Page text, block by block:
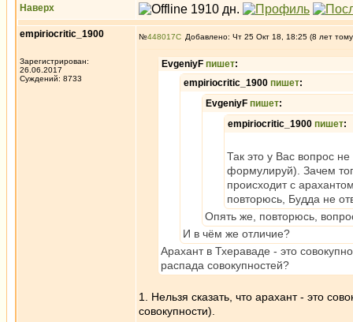
Наверх
empiriocritic_1900
Зарегистрирован:
26.06.2017
Суждений: 8733
№448017 Добавлено: Чт 25 Окт 18, 18:25 (8 лет
EvgeniyF пишет:
empiriocritic_1900 пишет:
EvgeniyF пишет:
empiriocritic_1900 пишет:
Так это у Вас вопрос
формулируй). Зачем
происходит с
повторюсь, Будда не
Опять же, повторюсь,
И в чём же отличие?
Арахант в Тхераваде - это
распада совокупностей?
1. Нельзя сказать, что арахант - это
совокупности).